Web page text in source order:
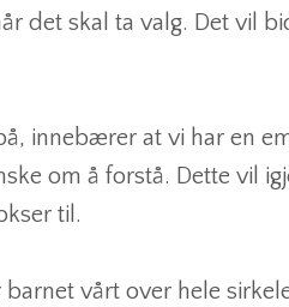
det skal ta valg. Det vil
innebærer at vi har en
om å forstå. Dette vil
til.
vårt over hele